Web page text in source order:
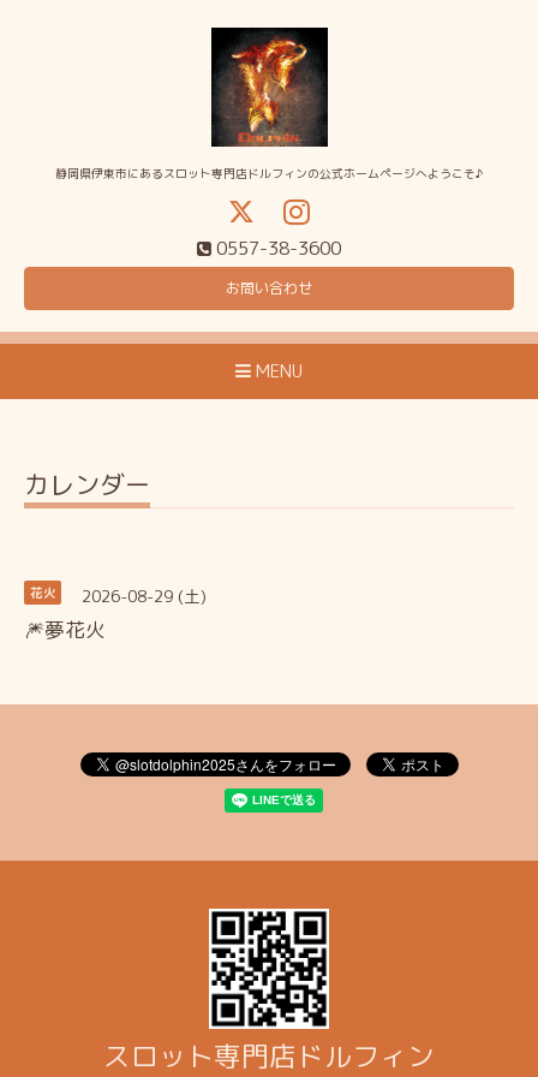
静岡県伊東市にあるスロット専門店ドルフィンの公式ホームページへようこそ♪
0557-38-3600
お問い合わせ
MENU
カレンダー
花火 2026-08-29 (土)
🎆夢花火
スロット専門店ドルフィン